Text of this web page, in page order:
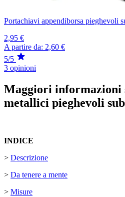
Portachiavi appendiborsa pieghevoli
2,95 €
A partire da: 2,60 €
5/5
3 opinioni
Maggiori informazioni
metallici pieghevoli
INDICE
> Descrizione
> Da tenere a mente
> Misure